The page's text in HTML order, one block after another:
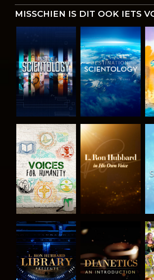
MISSCHIEN IS DIT OOK IETS
VERKEN DE
SERIE
VERKEN DE
SERIE
VERKEN DE
SERIE
VERKEN DE
SERIE